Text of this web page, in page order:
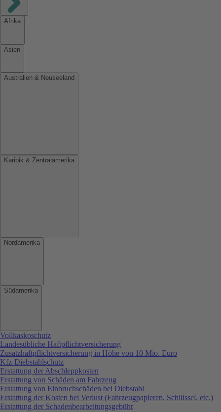
Afrika
Asien
Australien & Neuseeland
Karibik & Zentralamerika
Nordamerika
Südamerika
Vollkaskoschutz
Landesübliche Haftpflichtversicherung
Zusatzhaftpflichtversicherung in Höhe von 10 Mio. Euro
Kfz-Diebstahlschutz
Erstattung der Abschleppkosten
Erstattung von Schäden am Fahrzeug
Erstattung von Einbruchschäden bei Diebstahl
Erstattung der Kosten bei Verlust (Fahrzeugpapieren, Schlüssel, etc.)
Erstattung der Schadenbearbeitungsgebühr